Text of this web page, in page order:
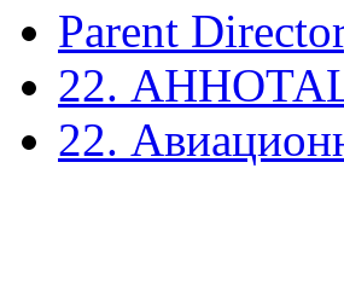
Parent
22.
22.